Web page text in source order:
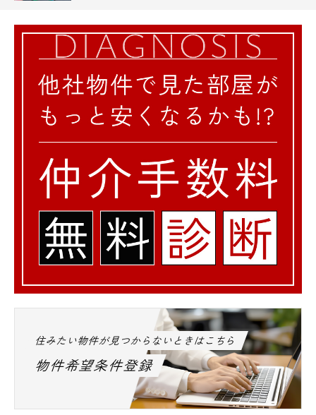
住みたい物件が見つからないときはこちら
物件希望条件登録